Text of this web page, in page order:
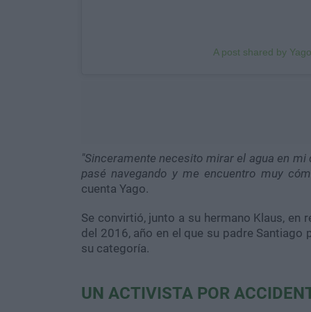
A post shared by
"Sinceramente necesito mirar el agua en
pasé navegando y me encuentro muy
cuenta Yago.
Se convirtió, junto a su hermano Klaus,
del 2016, año en el que su padre
su categoría.
UN ACTIVISTA POR